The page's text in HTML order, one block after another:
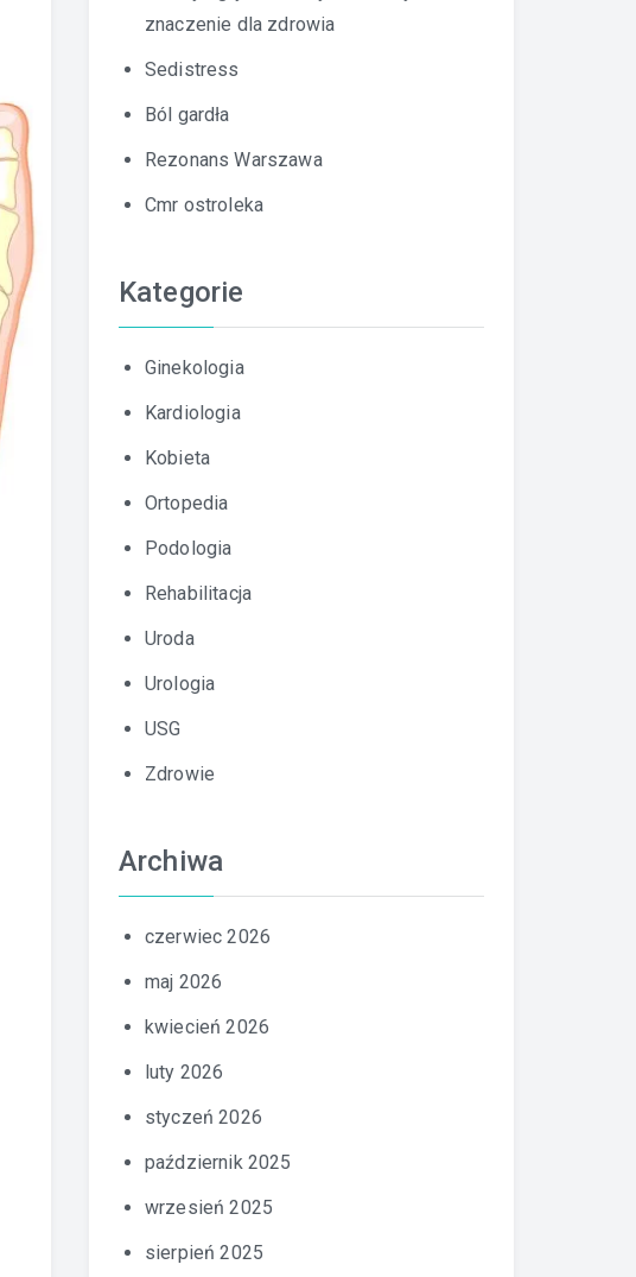
znaczenie dla zdrowia
Sedistress
Ból gardła
Rezonans Warszawa
Cmr ostroleka
Kategorie
Ginekologia
Kardiologia
Kobieta
Ortopedia
Podologia
Rehabilitacja
Uroda
Urologia
USG
Zdrowie
Archiwa
czerwiec 2026
maj 2026
kwiecień 2026
luty 2026
styczeń 2026
październik 2025
wrzesień 2025
sierpień 2025